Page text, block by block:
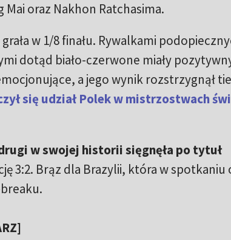
oraz Nakhon Ratchasima.
w 1/8 finału. Rywalkami
dotąd biało-czerwone miały
a jego wynik rozstrzygnął
się udział Polek w mistrzostwach
w swojej historii sięgnęła po tytuł
3:2. Brąz dla Brazylii, która w spotkaniu